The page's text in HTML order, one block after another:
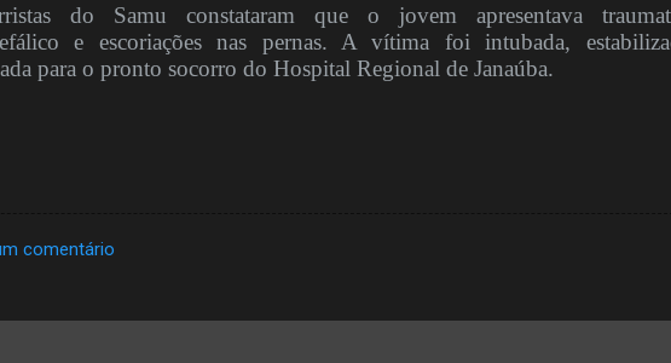
do Samu constataram que o jovem apresentava
e escoriações nas pernas. A vítima foi intubada,
para o pronto socorro do Hospital Regional de Janaúba.
comentário